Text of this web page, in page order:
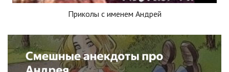
Приколы с именем Андрей